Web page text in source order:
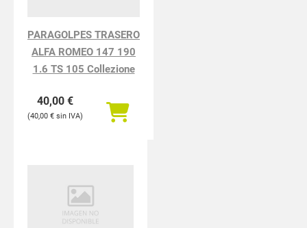
PARAGOLPES TRASERO
ALFA ROMEO 147 190
1.6 TS 105 Collezione
40,00 €
40,00 €